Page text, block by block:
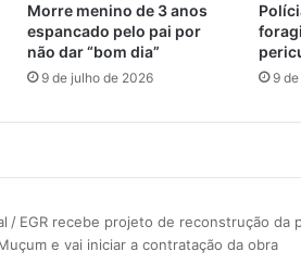
Morre menino de 3 anos
espancado pelo pai por
não dar “bom dia”
9 de julho de 2026 9